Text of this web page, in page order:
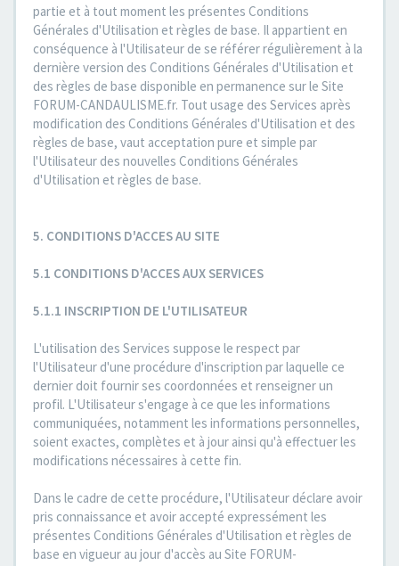
partie et à tout moment les présentes Conditions
Générales d'Utilisation et règles de base. Il appartient en
conséquence à l'Utilisateur de se référer régulièrement à la
dernière version des Conditions Générales d'Utilisation et
des règles de base disponible en permanence sur le Site
FORUM-CANDAULISME.fr. Tout usage des Services après
modification des Conditions Générales d'Utilisation et des
règles de base, vaut acceptation pure et simple par
l'Utilisateur des nouvelles Conditions Générales
d'Utilisation et règles de base.
5. CONDITIONS D'ACCES AU SITE
5.1 CONDITIONS D'ACCES AUX SERVICES
5.1.1 INSCRIPTION DE L'UTILISATEUR
L'utilisation des Services suppose le respect par
l'Utilisateur d'une procédure d'inscription par laquelle ce
dernier doit fournir ses coordonnées et renseigner un
profil. L'Utilisateur s'engage à ce que les informations
communiquées, notamment les informations personnelles,
soient exactes, complètes et à jour ainsi qu'à effectuer les
modifications nécessaires à cette fin.
Dans le cadre de cette procédure, l'Utilisateur déclare avoir
pris connaissance et avoir accepté expressément les
présentes Conditions Générales d'Utilisation et règles de
base en vigueur au jour d'accès au Site FORUM-